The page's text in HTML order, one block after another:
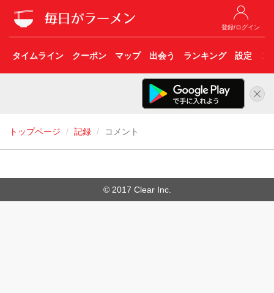
登録/ログイン
タイムライン クーポン マップ 出会う ランキング 設定 こ
トップページ 記録 コメント
© 2017 Clear Inc.